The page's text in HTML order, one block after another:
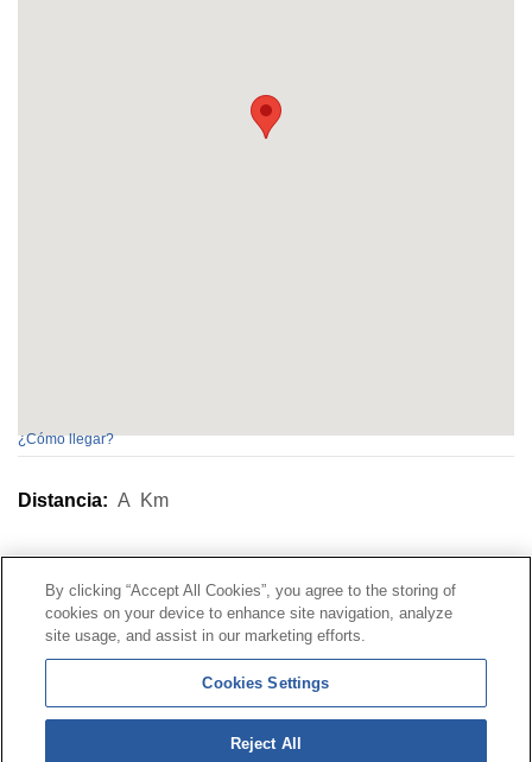
¿Cómo llegar?
Distancia: A Km
Línea Universal 900 203 203|Zona Privada Comisión de
Prestaciones Especiales|Zona Privada Proveedor
Sanitario
© Mutua Universal 2026 | Mapa del sitio | Aviso legal
Política de Protección de Datos
By clicking “Accept All Cookies”, you agree to the storing of
cookies on your device to enhance site navigation, analyze
site usage, and assist in our marketing efforts.
Cookies Settings
Reject All